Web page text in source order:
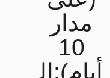
مدار
10
أيام):ال